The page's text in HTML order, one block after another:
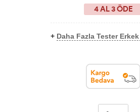
4 AL 3 ÖDE
+ Daha Fazla Tester